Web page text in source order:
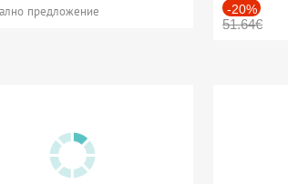
предложение -20%
51.64€